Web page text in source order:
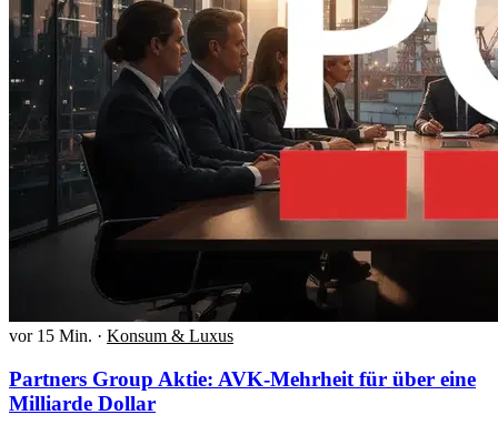
vor 15 Min. · Konsum & Luxus
Partners Group Aktie: AVK-Mehrheit für über eine
Milliarde Dollar